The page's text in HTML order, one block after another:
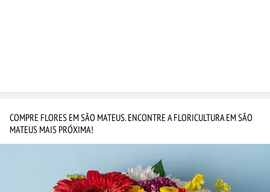
COMPRE FLORES EM SÃO MATEUS. ENCONTRE A FLORICULTURA EM SÃO
MATEUS MAIS PRÓXIMA!